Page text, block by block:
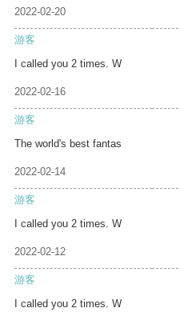
2022-02-20
游客
I called you 2 times. W
2022-02-16
游客
The world's best fantas
2022-02-14
游客
I called you 2 times. W
2022-02-12
游客
I called you 2 times. W